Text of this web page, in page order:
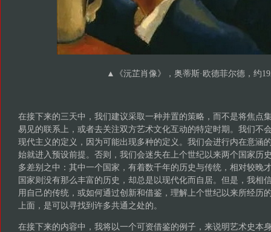
▲《沅芷肖像》，奥蒂斯·欧德菲尔德，约
在接下来的三天中，我们建议采取一种并置的策略，而不是将焦点
易见的联系上，或者去关注双方艺术文化互动的特定时期。我们不
现代主义的定义，因为可能出现多种的定义。我们会进行内在意涵
始就进入预设前提。否则，我们会迷失在上个世纪以来两个国家历
多差别之中：其中一个国家，有着数千年的历史与传统，相对较晚
国家则没有那么丰富的历史，却总是以现代化而自居。但是，我相
用自己的传统，或如何通过创新和借鉴，理解上个世纪以来所经历
上面，是可以寻找到许多共通之处的。
在接下来的内容中，我将以一个可资借鉴的例子，来说明艺术史本